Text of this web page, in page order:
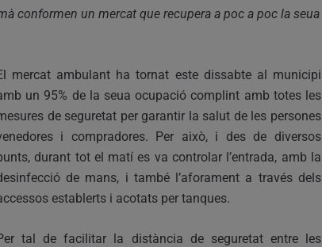
conformen un mercat que recupera a poc a poc la seua
mercat ambulant ha tornat este dissabte al municipi
un 95% de la seua ocupació complint amb totes les
de seguretat per garantir la salut de les persones
i compradores. Per això, i des de diversos
durant tot el matí es va controlar l’entrada, amb la
de mans, i també l’aforament a través dels
establerts i acotats per tanques.
tal de facilitar la distància de seguretat entre les